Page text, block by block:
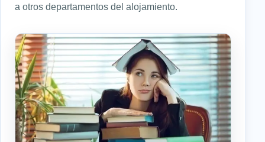
a otros departamentos del alojamiento.